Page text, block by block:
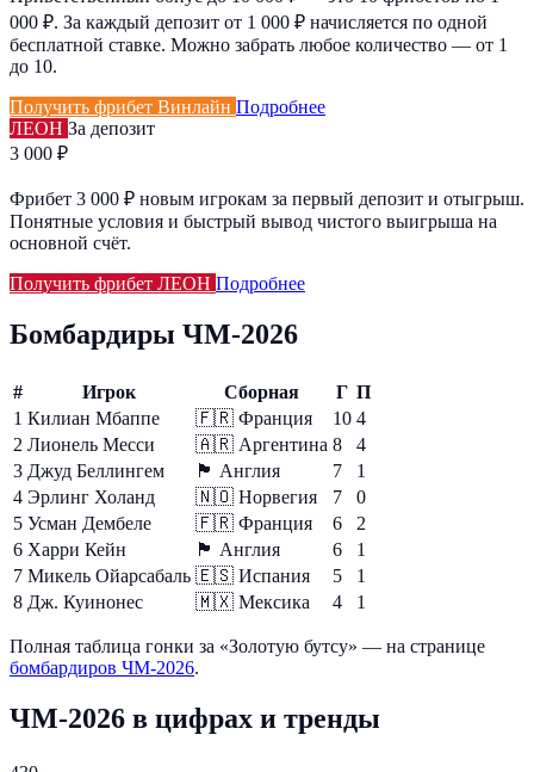
000 ₽. За каждый депозит от 1 000 ₽ начисляется по одной
бесплатной ставке. Можно забрать любое количество — от 1
до 10.
Получить фрибет Винлайн Подробнее
ЛЕОН За депозит
3 000 ₽
Фрибет 3 000 ₽ новым игрокам за первый депозит и отыгрыш.
Понятные условия и быстрый вывод чистого выигрыша на
основной счёт.
Получить фрибет ЛЕОН Подробнее
Бомбардиры ЧМ-2026
# Игрок Сборная Г П
1 Килиан Мбаппе 🇫🇷 Франция 10 4
2 Лионель Месси 🇦🇷 Аргентина 8
4
3 Джуд Беллингем 🏴󠁧󠁢󠁥󠁮󠁧󠁿 Англия 7
1
4 Эрлинг Холанд 🇳🇴 Норвегия 7
0
5 Усман Дембеле 🇫🇷 Франция 6
2
6 Харри Кейн 🏴󠁧󠁢󠁥󠁮󠁧󠁿 Англия 6
1
7 Микель Ойарсабаль 🇪🇸 Испания 5
1
8 Дж. Куинонес 🇲🇽 Мексика 4 1
Полная таблица гонки за «Золотую бутсу» — на странице
бомбардиров ЧМ-2026.
ЧМ-2026 в цифрах и тренды